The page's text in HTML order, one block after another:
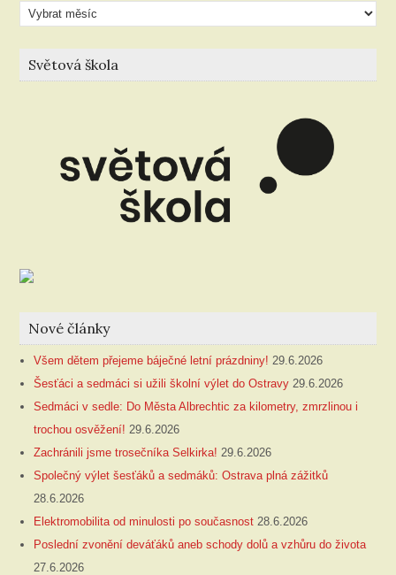
Archiv
článků
Světová škola
Nové články
Všem dětem přejeme báječné letní prázdniny! 29.6.2026
Šesťáci a sedmáci si užili školní výlet do Ostravy 29.6.2026
Sedmáci v sedle: Do Města Albrechtic za kilometry, zmrzlinou i
trochou osvěžení! 29.6.2026
Zachránili jsme trosečníka Selkirka! 29.6.2026
Společný výlet šesťáků a sedmáků: Ostrava plná zážitků
28.6.2026
Elektromobilita od minulosti po současnost 28.6.2026
Poslední zvonění deváťáků aneb schody dolů a vzhůru do života
27.6.2026